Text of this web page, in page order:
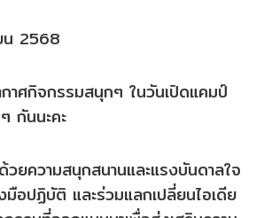
น 2568
กาศกิจกรรมสนุกๆ ในวันเปิดแคมป์
กันนะคะ
วยความสนุกสนานและแรงบันดาลใจ
มือปฏิบัติ และร่วมแลกเปลี่ยนไอเดีย